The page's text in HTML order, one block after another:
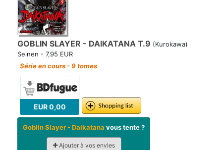
GOBLIN SLAYER - DAIKATANA T.9 (Kurokawa)
Seinen - 7,95 EUR
Série en cours - 9 tomes
EUR 0,00
Goblin Slayer - Daikatana vous tente ?
Ajouter à vos envies